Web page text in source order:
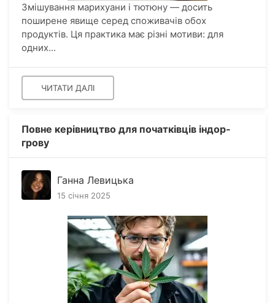
Змішування марихуани і тютюну — досить
поширене явище серед споживачів обох
продуктів. Ця практика має різні мотиви: для
одних...
ЧИТАТИ ДАЛІ
Повне керівництво для початківців індор-
грову
Ганна Левицька
15 січня 2025